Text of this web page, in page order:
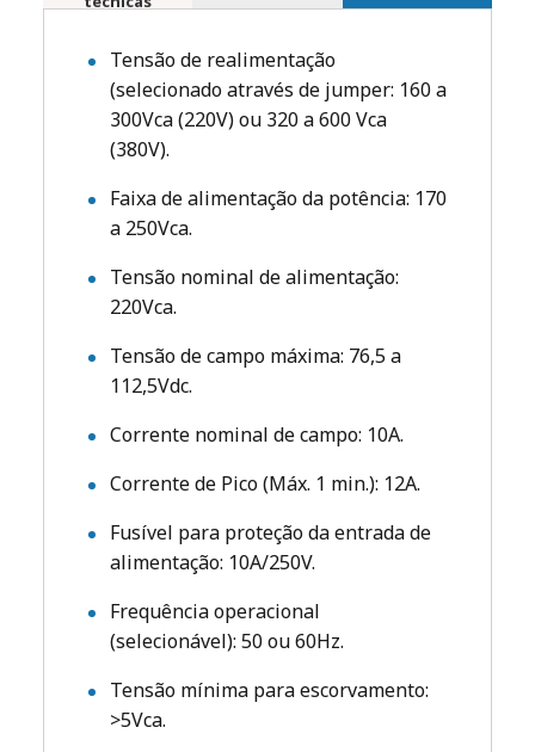
Tensão de realimentação
(selecionado através de jumper: 160 a
300Vca (220V) ou 320 a 600 Vca
(380V).
Faixa de alimentação da potência: 170
a 250Vca.
Tensão nominal de alimentação:
220Vca.
Tensão de campo máxima: 76,5 a
112,5Vdc.
Corrente nominal de campo: 10A.
Corrente de Pico (Máx. 1 min.): 12A.
Fusível para proteção da entrada de
alimentação: 10A/250V.
Frequência operacional
(selecionável): 50 ou 60Hz.
Tensão mínima para escorvamento:
>5Vca.